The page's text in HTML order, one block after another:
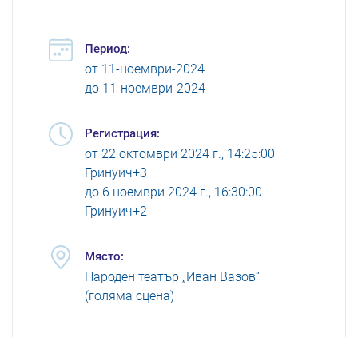
Период:
от 11-ноември-2024
до 11-ноември-2024
Регистрация:
от 22 октомври 2024 г., 14:25:00
Гринуич+3
до 6 ноември 2024 г., 16:30:00
Гринуич+2
Място:
Народен театър „Иван Вазов“
(голяма сцена)